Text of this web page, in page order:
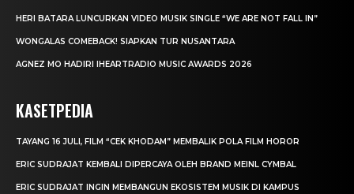
HERI BATARA LUNCURKAN VIDEO MUSIK SINGLE “WE ARE NOT FALL IN”
WONGALAS COMEBACK! SIAPKAN TUR NUSANTARA
AGNEZ MO HADIRI IHEARTRADIO MUSIC AWARDS 2026
KASETPEDIA
TAYANG 16 JULI, FILM “CEK KHODAM” MEMBALIK POLA FILM HOROR
ERIC SUDRAJAT KEMBALI DIPERCAYA OLEH BRAND MEINL CYMBAL
ERIC SUDRAJAT INGIN MEMBANGUN EKOSISTEM MUSIK DI KAMPUS